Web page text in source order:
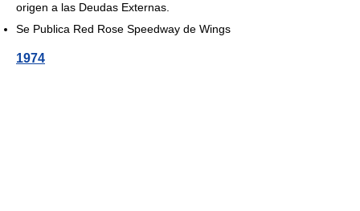
origen a las Deudas Externas.
Se Publica Red Rose Speedway de Wings
1974